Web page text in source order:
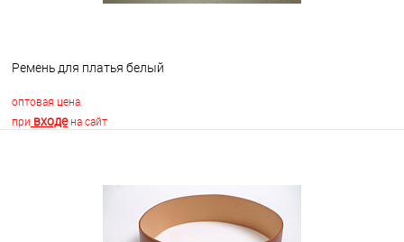
Ремень для платья белый
оптовая цена
при входена сайт
В наличии